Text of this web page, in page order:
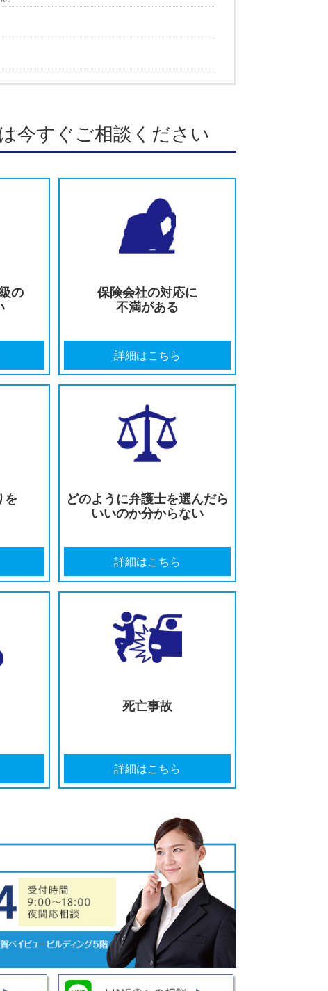
います。
で、お悩みの方は、お一人で抱え込まず、ぜひ一度専門家にご相
この著者の記事一覧
徹底解説
徹底解説
が徹底解説
の方は今すぐご相談ください
遺障害等級の
を受けたい
はこちら
保険会社の対応に
不満がある
はこちら 詳細はこちら
イク事故 死亡事故